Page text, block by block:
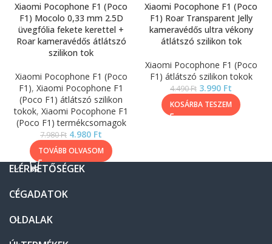
Xiaomi Pocophone F1 (Poco
F1) Mocolo 0,33 mm 2.5D
üvegfólia fekete kerettel +
Roar kameravédős átlátszó
szilikon tok
Xiaomi Pocophone F1 (Poco
F1), Xiaomi Pocophone F1
(Poco F1) átlátszó szilikon
tokok, Xiaomi Pocophone F1
(Poco F1) termékcsomagok
7.980Ft 4.980 Ft
TOVÁBB OLVASOM
Xiaomi Pocophone F1 (Poco
F1) Roar Transparent Jelly
kameravédős ultra vékony
átlátszó szilikon tok
Xiaomi Pocophone F1 (Poco
F1) átlátszó szilikon tokok
4.490Ft 3.990 Ft
KOSÁRBA TESZEM
ELÉRHETŐSÉGEK
CÉGADATOK
OLDALAK